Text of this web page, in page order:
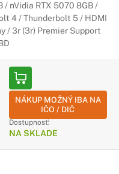
/ nVidia RTX 5070 8GB /
4 / Thunderbolt 5 / HDMI
/ 3r (3r) Premier Support
NÁKUP MOŽNÝ IBA NA
IČO / DIČ
Dostupnosť:
NA SKLADE